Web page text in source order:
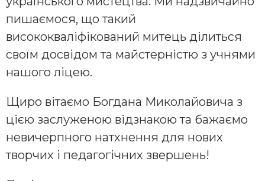
пишаємося, що такий
висококваліфікований митець ділиться
своїм досвідом та майстерністю з учнями
нашого ліцею.
Щиро вітаємо Богдана Миколайовича з
цією заслуженою відзнакою та бажаємо
невичерпного натхнення для нових
творчих і педагогічних звершень!